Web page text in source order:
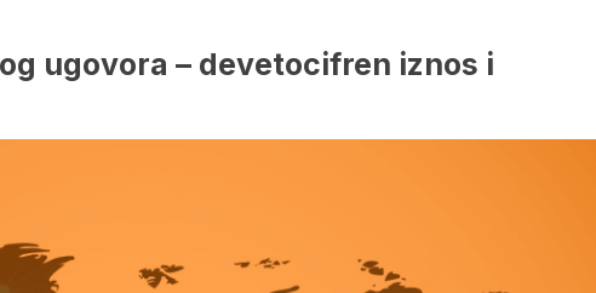
ugovora – devetocifren iznos i